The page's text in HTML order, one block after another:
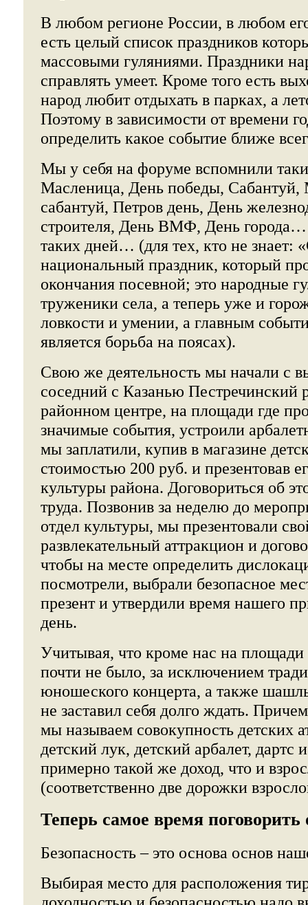
В любом регионе России, в любом
есть целый список праздников
массовыми гуляниями. Праздники
справлять умеет. Кроме того есть
народ любит отдыхать в парках, а
Поэтому в зависимости от времени
определить какое событие ближе
Мы у себя на форуме вспомнили
Масленица, День победы,
сабантуй, Петров день, День
строителя, День ВМФ, День
таких дней… (для тех, кто не знает:
национальный праздник, который
окончания посевной; это народные
труженики села, а теперь уже и
ловкости и умении, а главным
является борьба на поясах).
Свою же деятельность мы начали с
соседний с Казанью Пестречинский
районном центре, на площади где
значимые события, устроили
мы заплатили, купив в магазине
стоимостью 200 руб. и презентовав
культуры района. Договориться об
труда. Позвонив за неделю до
отдел культуры, мы презентовали
развлекательный аттракцион и
чтобы на месте определить
посмотрели, выбрали безопасное
презент и утвердили время нашего
день.
Учитывая, что кроме нас на площади
почти не было, за исключением
юношеского концерта, а также
не заставил себя долго ждать.
мы называем совокупность детских
детский лук, детский арбалет, дартс
примерно такой же доход, что и
(соответственно две дорожки
Теперь самое время поговорить
Безопасность – это основа основ
Выбирая место для расположения